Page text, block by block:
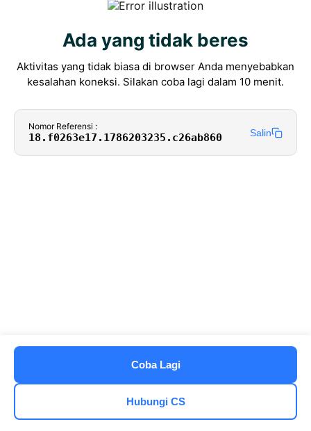
Ada yang tidak beres
Aktivitas yang tidak biasa di browser Anda menyebabkan
kesalahan koneksi. Silakan coba lagi dalam 10 menit.
Nomor Referensi :
18.f0263e17.1786203235.c26ab860 Salin
Hubungi CS
Coba Lagi